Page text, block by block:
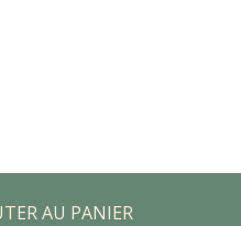
AU PANIER